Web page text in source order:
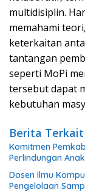
multidisiplin.
memahami
keterkaitan
tantangan
seperti MoPi
tersebut dapat
kebutuhan
Berita Terkait
Komitmen
Perlindungan
Dosen Ilmu
Pengelolaan